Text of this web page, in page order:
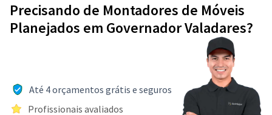
Precisando de Montadores de Móveis
Planejados em Governador Valadares?
Até 4 orçamentos grátis e seguros
Profissionais avaliados